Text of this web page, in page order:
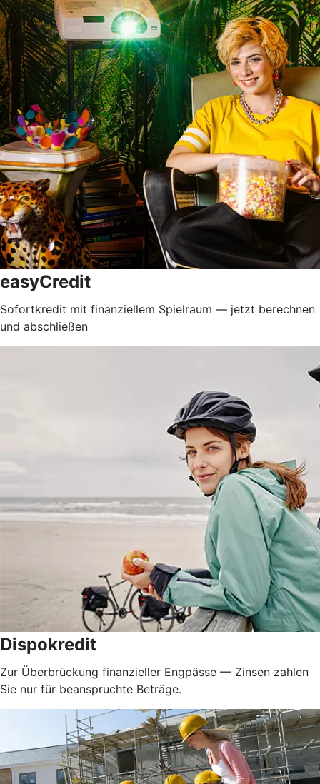
easyCredit
Sofortkredit mit finanziellem Spielraum — jetzt berechnen
und abschließen
Dispokredit
Zur Überbrückung finanzieller Engpässe — Zinsen zahlen
Sie nur für beanspruchte Beträge.